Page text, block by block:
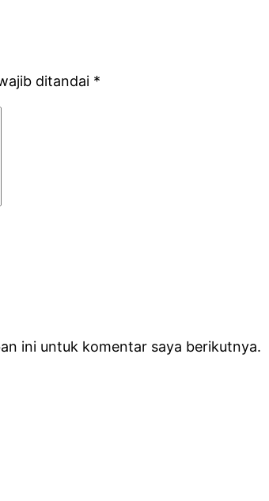
ditandai *
ini untuk komentar saya berikutnya.